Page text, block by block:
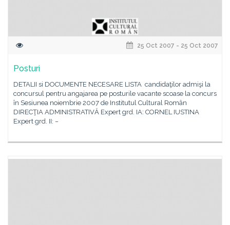
25 Oct 2007 - 25 Oct 2007
Posturi
DETALII si DOCUMENTE NECESARE LISTA candidaţilor admişi la
concursul pentru angajarea pe posturile vacante scoase la concurs
în Sesiunea noiembrie 2007 de Institutul Cultural Român
DIRECŢIA ADMINISTRATIVĂ Expert grd. IA: CORNEL IUSTINA
Expert grd. II: −